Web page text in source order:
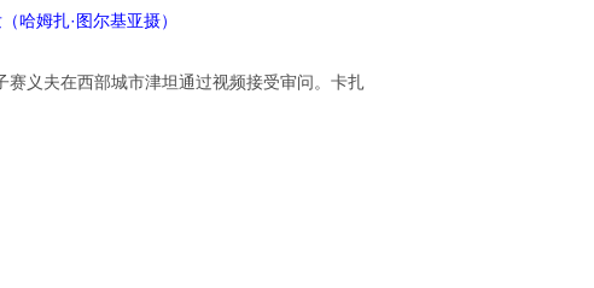
哈姆扎·图尔基亚摄）
义夫在西部城市津坦通过视频接受审问。卡扎